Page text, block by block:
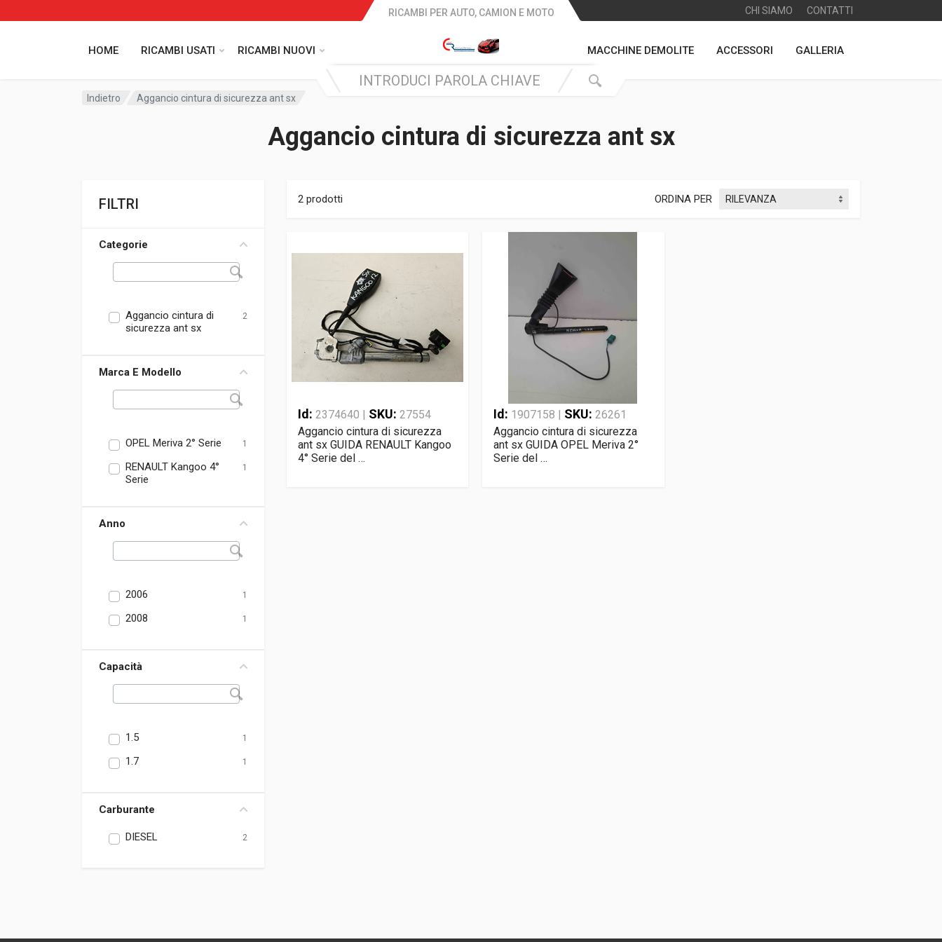
CHI SIAMO CONTATTI
HOME RICAMBI USATI RICAMBI NUOVI
RICAMBI PER AUTO, CAMION E MOTO
MACCHINE DEMOLITE ACCESSORI GALLERIA
Indietro Aggancio cintura di sicurezza ant sx
Aggancio cintura di sicurezza ant sx
FILTRI
Categorie
Aggancio cintura di
sicurezza ant sx
2
Marca E Modello
OPEL Meriva 2° Serie 1
RENAULT Kangoo 4°
Serie
1
Anno
2006 1
2008 1
Capacità
1.5 1
1.7 1
Carburante
DIESEL 2
2 prodotti ORDINA PER
Id: 2374640 | SKU: 27554
Aggancio cintura di sicurezza
ant sx GUIDA RENAULT Kangoo
4° Serie del …
Id: 1907158 | SKU: 26261
Aggancio cintura di sicurezza
ant sx GUIDA OPEL Meriva 2°
Serie del …